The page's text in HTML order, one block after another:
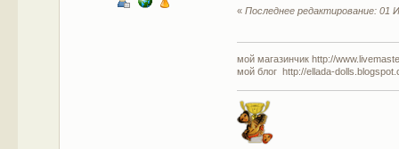
«Последнее редактирование: 01
мой магазинчик http://
мой блог http://ellada-